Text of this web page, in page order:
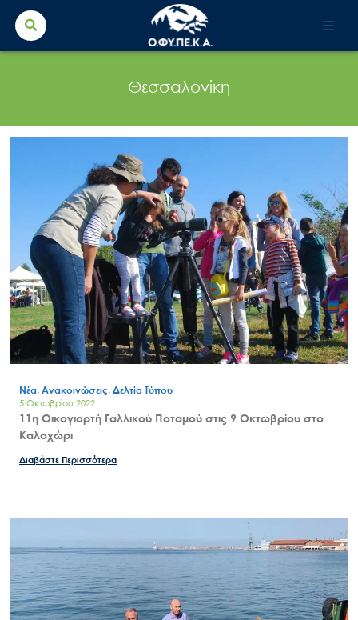
Search
for:
Θεσσαλονίκη
Νέα, Ανακοινώσεις, Δελτία Τύπου
5 Οκτωβρίου 2022
11η Οικογιορτή Γαλλικού Ποταμού στις 9 Οκτωβρίου στο
Καλοχώρι
Διαβάστε Περισσότερα